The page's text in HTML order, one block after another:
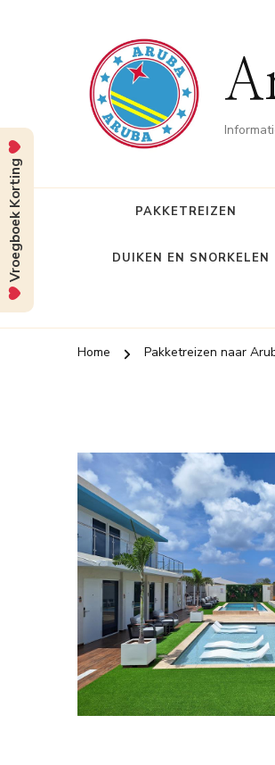
PAKKETREIZEN
DUIKEN EN SNORKELEN
Home Pakketreizen naar
Vroegboek Korting